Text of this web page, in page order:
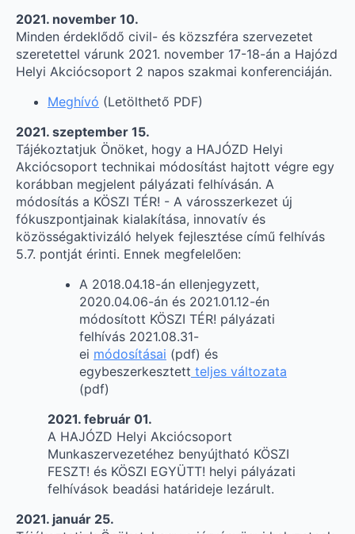
2021. november 10.
Minden érdeklődő civil- és közszféra szervezetet
szeretettel várunk 2021. november 17-18-án a Hajózd
Helyi Akciócsoport 2 napos szakmai konferenciáján.
Meghívó (Letölthető PDF)
2021. szeptember 15.
Tájékoztatjuk Önöket, hogy a HAJÓZD Helyi
Akciócsoport technikai módosítást hajtott végre egy
korábban megjelent pályázati felhívásán. A
módosítás a KÖSZI TÉR! - A városszerkezet új
fókuszpontjainak kialakítása, innovatív és
közösségaktivizáló helyek fejlesztése című felhívás
5.7. pontját érinti. Ennek megfelelően:
A 2018.04.18-án ellenjegyzett,
2020.04.06-án és 2021.01.12-én
módosított KÖSZI TÉR! pályázati
felhívás 2021.08.31-
ei módosításai (pdf) és
egybeszerkesztett teljes változata
(pdf)
2021. február 01.
A HAJÓZD Helyi Akciócsoport
Munkaszervezetéhez benyújtható KÖSZI
FESZT! és KÖSZI EGYÜTT! helyi pályázati
felhívások beadási határideje lezárult.
2021. január 25.